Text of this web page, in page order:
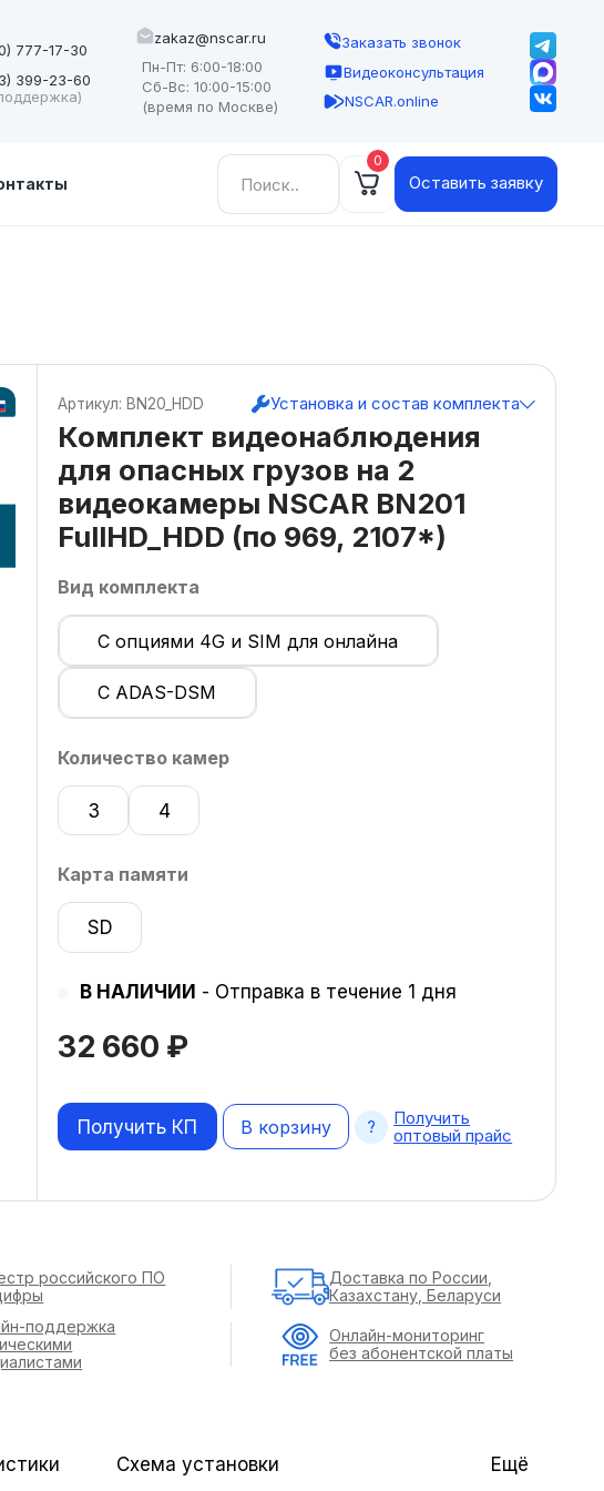
777-17-30
399-23-60
zakaz@nscar.ru
Пн-Пт: 6:00-18:00
Сб-Вс: 10:00-15:00
(время по Москве)
Заказать звонок
Видеоконсультация
NSCAR.online
Найти: 0
Оставить заявку
Комплект видеонаблюдения
для опасных грузов на 2
видеокамеры NSCAR BN201
FullHD_HDD (по 969, 2107*)
32 660 ₽
Вид комплекта
С опциями 4G и SIM для онлайна
С ADAS-DSM
Количество камер
3 4
Карта памяти
SD
В НАЛИЧИИ - Отправка в течение 1 дня
Артикул: BN20_HDD Установка и состав комплекта
В корзину
Получить КП
Получить
оптовый прайс
Схема установки Ещё
российского ПО
Доставка по России,
Казахстану, Беларуси
поддержка
Онлайн-мониторинг
без абонентской платы